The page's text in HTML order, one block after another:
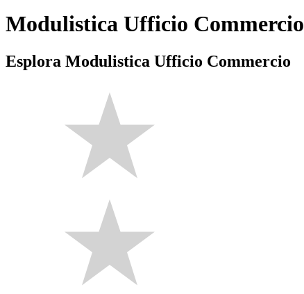
Modulistica Ufficio Commercio
Esplora Modulistica Ufficio Commercio